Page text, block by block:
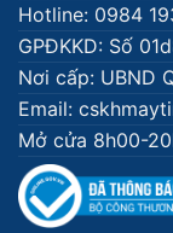
Hotline: 0984
GPĐKKD: Số
Nơi cấp: UBND
Email:
Mở cửa 8h00-